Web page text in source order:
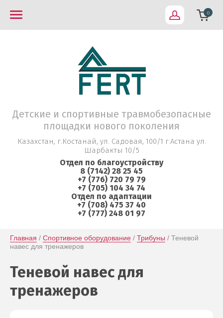
0
Детские и спортивные травмобезопасные
площадки нового поколения
Казахстан, г.Костанай, ул. Садовая, 100/1 г.Астана ул.
Шарбакты 10/5
Отдел по благоустройству
8 (7142) 28 25 45
+7 (776) 720 79 79
+7 (705) 104 34 74
Отдел по адаптации
+7 (708) 475 37 40
+7 (777) 248 01 97
Главная / Спортивное оборудование / Трибуны / Теневой
навес для тренажеров
Теневой навес для
тренажеров